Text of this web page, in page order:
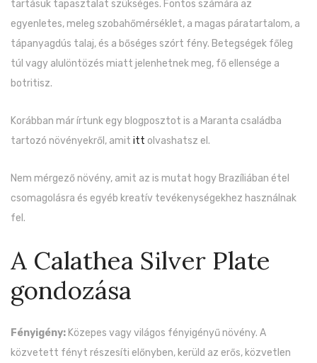
tartásuk tapasztalat szükséges. Fontos számára az
egyenletes, meleg szobahőmérséklet, a magas páratartalom, a
tápanyagdús talaj, és a bőséges szórt fény. Betegségek főleg
túl vagy alulöntözés miatt jelenhetnek meg, fő ellensége a
botritisz.
Korábban már írtunk egy blogposztot is a Maranta családba
tartozó növényekről, amit itt olvashatsz el.
Nem mérgező növény, amit az is mutat hogy Brazíliában étel
csomagolásra és egyéb kreatív tevékenységekhez használnak
fel.
A Calathea Silver Plate
gondozása
Fényigény: Közepes vagy világos fényigényű növény. A
közvetett fényt részesíti előnyben, kerüld az erős, közvetlen